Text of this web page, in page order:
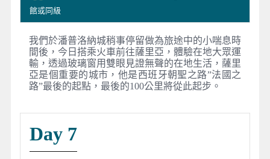
館或同級
我們於潘普洛納城稍事停留做為旅途中的小喘息時
間後，今日搭乘火車前往薩里亞，體驗在地大眾運
輸，透過玻璃窗用雙眼見證無聲的在地生活，薩里
亞是個重要的城市，他是西班牙朝聖之路”法國之
路”最後的起點，最後的100公里將從此起步。
Day 7